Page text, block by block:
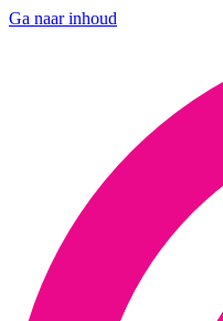
Ga naar inhoud